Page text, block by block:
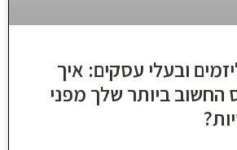
ובעלי עסקים: איך
החשוב ביותר שלך מפני